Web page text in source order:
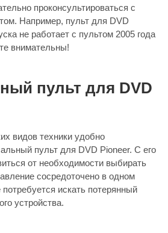
проконсультироваться с
Например, пульт для DVD
не работает с пультом 2005 года
внимательны!
пульт для DVD
видов техники удобно
пульт для DVD Pioneer. С его
от необходимости выбирать
сосредоточено в одном
искать потерянный
устройства.